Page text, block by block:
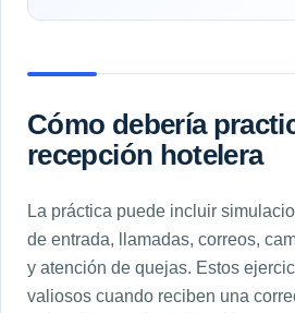
Cómo debería
recepción hotelera
La práctica puede incluir
de entrada, llamadas, correos,
y atención de quejas. Estos
valiosos cuando reciben una